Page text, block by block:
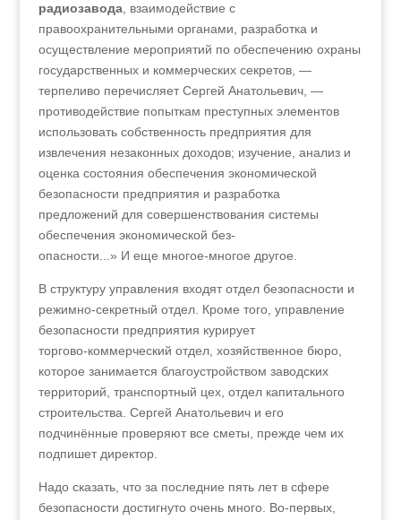
радиозавода, взаимодействие с
правоохранительными органами, разработка и
осуществление мероприятий по обеспечению охраны
государственных и коммерческих секретов, —
терпеливо перечисляет Сергей Анатольевич, —
противодействие попыткам преступных элементов
использовать собственность предприятия для
извлечения незаконных доходов; изучение, анализ и
оценка состояния обеспечения экономической
безопасности предприятия и разработка
предложений для совершенствования системы
обеспечения экономической без-
опасности...» И еще многое-многое другое.
В структуру управления входят отдел безопасности и
режимно-секретный отдел. Кроме того, управление
безопасности предприятия курирует
торгово‑коммерческий отдел, хозяйственное бюро,
которое занимается благоустройством заводских
территорий, транспортный цех, отдел капитального
строительства. Сергей Анатольевич и его
подчинённые проверяют все сметы, прежде чем их
подпишет директор.
Надо сказать, что за последние пять лет в сфере
безопасности достигнуто очень много. Во‑первых,